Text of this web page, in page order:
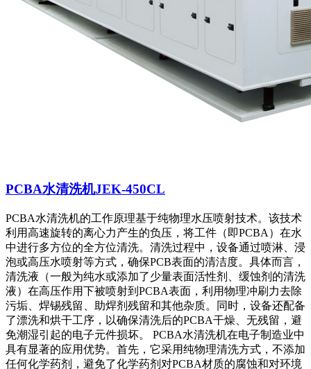
PCBA水清洗机JEK-450CL
PCBA水清洗机的工作原理基于纯物理水压喷射技术。该技术
利用高速旋转的离心力产生的负压，将工件（即PCBA）在水
中进行多方位的全方位清洗。清洗过程中，设备通过喷淋、浸
泡或高压水喷射等方式，确保PCB表面的清洁度。具体而言，
清洗液（一般为纯水或添加了少量表面活性剂、缓蚀剂的清洗
液）在高压作用下被喷射到PCBA表面，利用物理冲刷力去除
污垢、焊锡残留、助焊剂残留和其他杂质。同时，设备还配备
了漂洗和烘干工序，以确保清洗后的PCBA干燥、无残留，避
免潮湿引起的电子元件损坏。 PCBA水清洗机在电子制造业中
具有显著的应用优势。首先，它采用纯物理清洗方式，不添加
任何化学药剂，避免了化学药剂对PCBA材质的腐蚀和对环境